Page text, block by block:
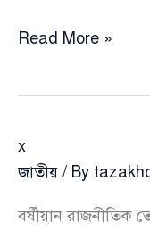
xRead More »
x
জাতীয় / By
বর্ষীয়ান